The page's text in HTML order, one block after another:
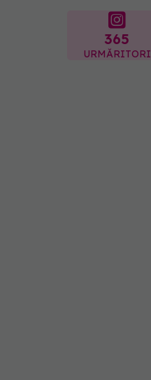
365
URMĂRITORI